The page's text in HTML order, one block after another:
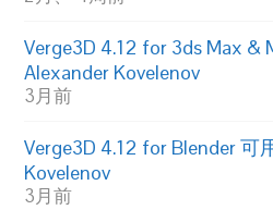
Verge3D 4.12 for 3ds Max &
Alexander Kovelenov
3月前
Verge3D 4.12 for Blender 可
Kovelenov
3月前